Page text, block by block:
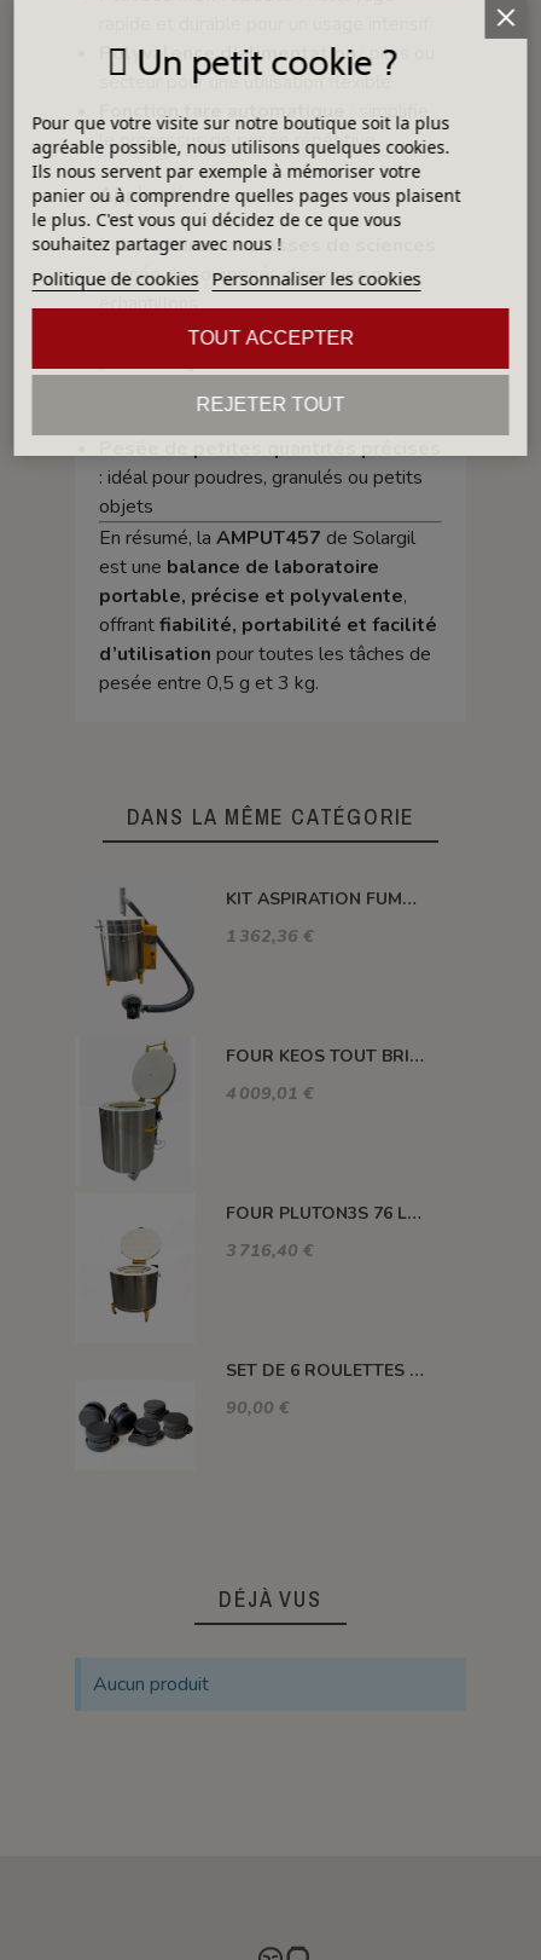
Polyvalence d’alimentation: piles ou
secteur pour une utilisation flexible
Fonction tare automatique
: simplifie
le processus de pesée répétitive
Applications
Laboratoires et classes de sciences
: pesée de composés chimiques ou
échantillons
Ateliers et cuisine professionnelle
Pesée mobile: utilisation sur le terrain
ou entre différents postes de travail
: idéal pour poudres, granulés ou petits
objets
En résumé, la AMPUT457 de Solargil
est une balance de laboratoire
portable, précise et polyvalente,
offrantfiabilité, portabilité et facilité
d’utilisation pour toutes les tâches de
pesée entre 0,5 g et 3 kg.
DANS LA MÊME CATÉGORIE
KIT ASPIRATION FUMEE ET ODEUR POUR FOUR PLUTON
1 362,36 €
FOUR KEOS TOUT BRIQUES 91 L 1320°C
4 009,01 €
FOUR PLUTON3S 76 L 1300°C
3 716,40 €
SET DE 6 ROULETTES POUR LES FOURS DE M100 A M220
90,00 €
DÉJÀ VUS
Aucun produit
Un petit cookie ?
Pour que votre visite sur notre boutique soit la plus
agréable possible, nous utilisons quelques cookies.
Ils nous servent par exemple à mémoriser votre
panier ou à comprendre quelles pages vous plaisent
le plus. C'est vous qui décidez de ce que vous
souhaitez partager avec nous !
Politique de cookies Personnaliser les cookies
REJETER TOUT
TOUT ACCEPTER